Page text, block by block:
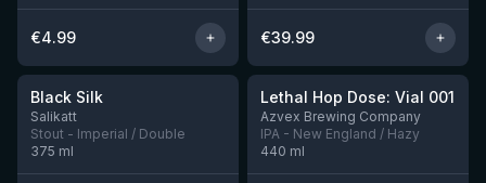
€4.99 €39.99
★ 4.53
Black Silk
Salikatt
Stout - Imperial / Double
375 ml
Nog 11
★4.29
Lethal Hop Dose: Vial 001
Azvex Brewing Company
IPA - New England / Hazy
440 ml